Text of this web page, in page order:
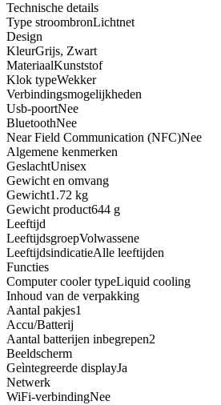
Technische details
Type stroombronLichtnet
Design
KleurGrijs, Zwart
MateriaalKunststof
Klok typeWekker
Verbindingsmogelijkheden
Usb-poortNee
BluetoothNee
Near Field Communication (NFC)Nee
Algemene kenmerken
GeslachtUnisex
Gewicht en omvang
Gewicht1.72 kg
Gewicht product644 g
Leeftijd
LeeftijdsgroepVolwassene
LeeftijdsindicatieAlle leeftijden
Functies
Computer cooler typeLiquid cooling
Inhoud van de verpakking
Aantal pakjes1
Accu/Batterij
Aantal batterijen inbegrepen2
Beeldscherm
Geìntegreerde displayJa
Netwerk
WiFi-verbindingNee